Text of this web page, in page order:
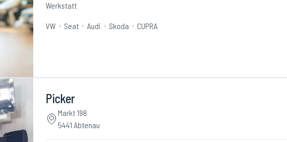
Werkstatt
VW Seat Audi Skoda CUPRA
Picker
Markt 198
5441 Abtenau